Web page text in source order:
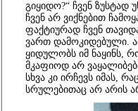
გიყიდო?“ ჩვენ ზუსტად
ჩვენ არ ვიქნებით
ფაქტიურად ჩვენ
ვართ დამოკიდებული. ამ
ყიდულობს იმ ნაყინს,
მკაფიოდ არ
სხვა კი ირჩევს იმას,
სრულებითაც არ არის